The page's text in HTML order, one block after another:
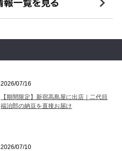
2026/07/16
【期間限定】新宿高島屋に出店｜二代目
福治郎の納豆を直接お届け
2026/07/10